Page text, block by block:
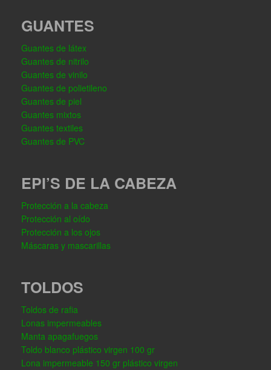
GUANTES
Guantes de látex
Guantes de nitrilo
Guantes de vinilo
Guantes de polietileno
Guantes de piel
Guantes mixtos
Guantes textiles
Guantes de PVC
EPI’S DE LA CABEZA
Protección a la cabeza
Protección al oído
Protección a los ojos
Máscaras y mascarillas
TOLDOS
Toldos de rafia
Lonas impermeables
Manta apagafuegos
Toldo blanco plástico virgen 100 gr
Lona impermeable 150 gr plástico virgen